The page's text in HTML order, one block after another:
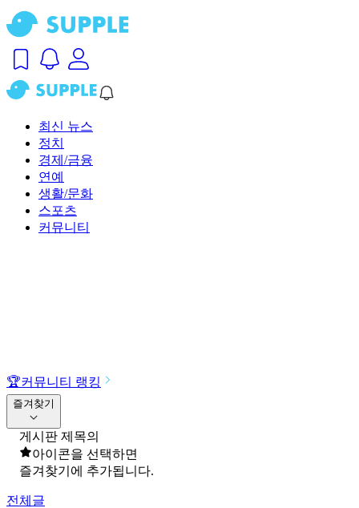
최신 뉴스
정치
경제/금융
연예
생활/문화
스포츠
커뮤니티
🏆커뮤니티 랭킹
즐겨찾기
게시판 제목의
아이콘을 선택하면
즐겨찾기에 추가됩니다.
전체글